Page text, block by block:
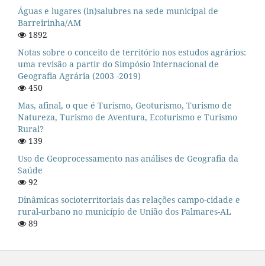
Águas e lugares (in)salubres na sede municipal de
Barreirinha/AM
1892
Notas sobre o conceito de território nos estudos agrários:
uma revisão a partir do Simpósio Internacional de
Geografia Agrária (2003 -2019)
450
Mas, afinal, o que é Turismo, Geoturismo, Turismo de
Natureza, Turismo de Aventura, Ecoturismo e Turismo
Rural?
139
Uso de Geoprocessamento nas análises de Geografia da
Saúde
92
Dinâmicas socioterritoriais das relações campo-cidade e
rural-urbano no município de União dos Palmares-AL
89